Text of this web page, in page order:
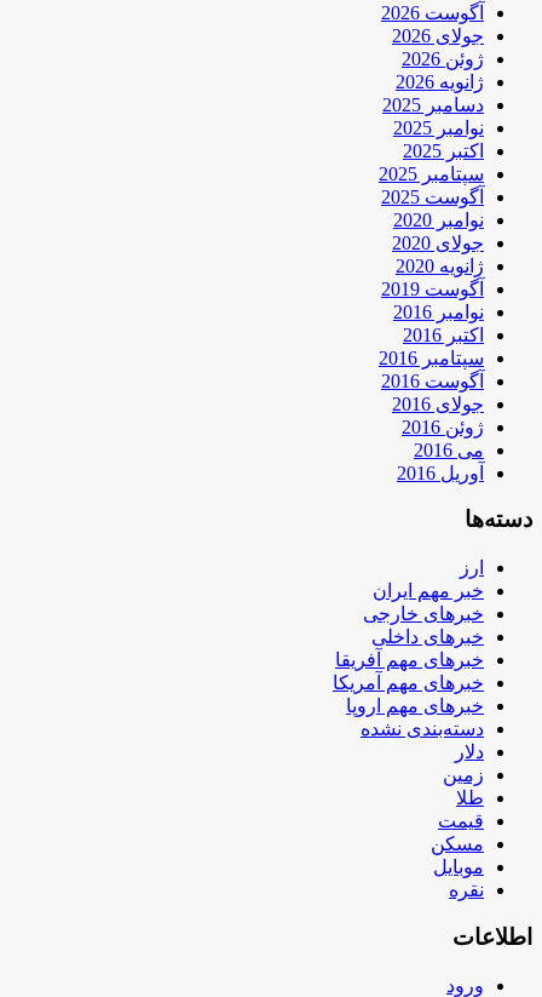
آگوست 2026
جولای 2026
ژوئن 2026
ژانویه 2026
دسامبر 2025
نوامبر 2025
اکتبر 2025
سپتامبر 2025
آگوست 2025
نوامبر 2020
جولای 2020
ژانویه 2020
آگوست 2019
نوامبر 2016
اکتبر 2016
سپتامبر 2016
آگوست 2016
جولای 2016
ژوئن 2016
می 2016
آوریل 2016
دسته‌ها
ارز
خبر مهم ایران
خبرهای خارجی
خبرهای داخلی
خبرهای مهم آفریقا
خبرهای مهم آمریکا
خبرهای مهم اروپا
دسته‌بندی نشده
دلار
زمین
طلا
قیمت
مسکن
موبایل
نقره
اطلاعات
ورود